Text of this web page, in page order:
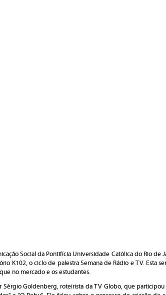
Social da Pontifícia Universidade Católica do Rio de
K102, o ciclo de palestra Semana de Rádio e TV. Esta
no mercado e os estudantes.
Sérgio Goldenberg, roteirista da TV Globo, que